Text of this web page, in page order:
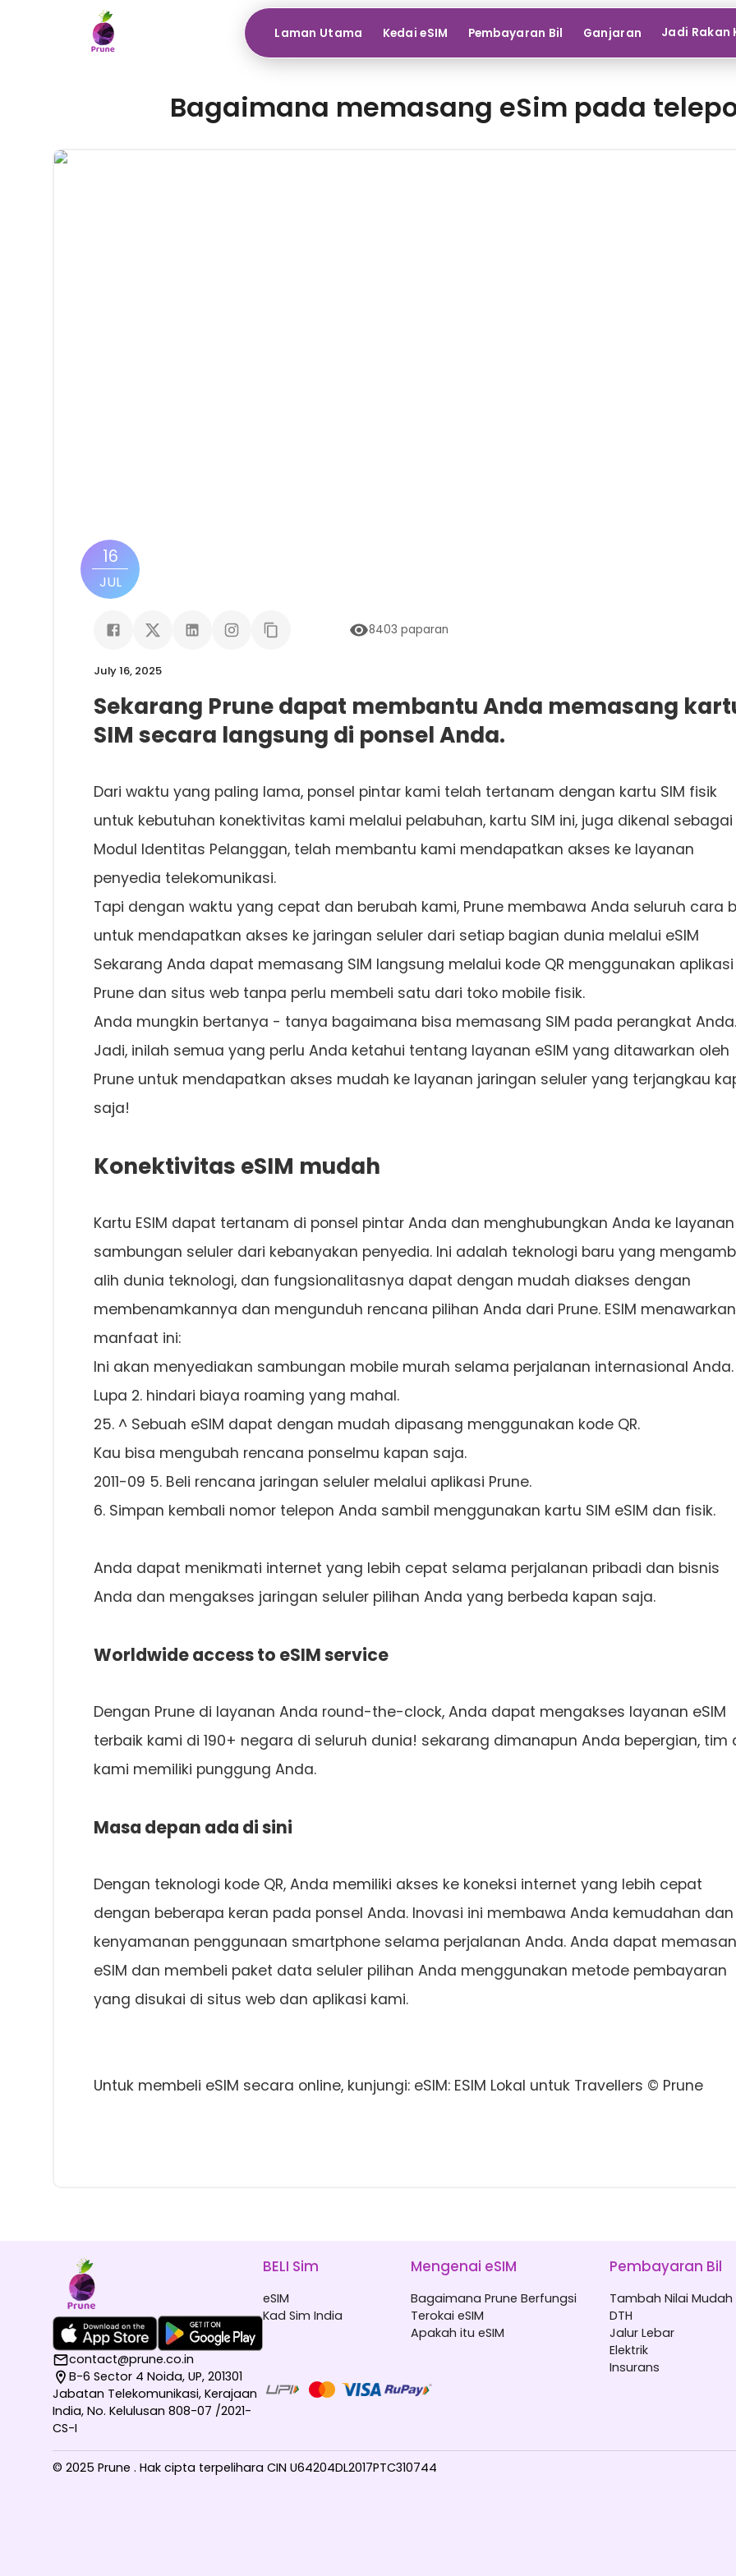
Laman Utama Kedai eSIM Pembayaran Bil Ganjaran Jadi Rakan
Bagaimana memasang eSim pada
16
JUL
8403 paparan
July 16, 2025
Sekarang Prune dapat membantu Anda memasang
SIM secara langsung di ponsel Anda.
Dari waktu yang paling lama, ponsel pintar kami telah tertanam dengan kartu SIM fisik
untuk kebutuhan konektivitas kami melalui pelabuhan, kartu SIM ini, juga dikenal sebagai
Modul Identitas Pelanggan, telah membantu kami mendapatkan akses ke layanan
penyedia telekomunikasi.
Tapi dengan waktu yang cepat dan berubah kami, Prune membawa Anda seluruh cara
untuk mendapatkan akses ke jaringan seluler dari setiap bagian dunia melalui eSIM
Sekarang Anda dapat memasang SIM langsung melalui kode QR menggunakan aplikasi
Prune dan situs web tanpa perlu membeli satu dari toko mobile fisik.
Anda mungkin bertanya - tanya bagaimana bisa memasang SIM pada perangkat Anda.
Jadi, inilah semua yang perlu Anda ketahui tentang layanan eSIM yang ditawarkan oleh
Prune untuk mendapatkan akses mudah ke layanan jaringan seluler yang terjangkau
saja!
Konektivitas eSIM mudah
Kartu ESIM dapat tertanam di ponsel pintar Anda dan menghubungkan Anda ke layanan
sambungan seluler dari kebanyakan penyedia. Ini adalah teknologi baru yang
alih dunia teknologi, dan fungsionalitasnya dapat dengan mudah diakses dengan
membenamkannya dan mengunduh rencana pilihan Anda dari Prune. ESIM menawarkan
manfaat ini:
Ini akan menyediakan sambungan mobile murah selama perjalanan internasional Anda.
Lupa 2. hindari biaya roaming yang mahal.
25. ^ Sebuah eSIM dapat dengan mudah dipasang menggunakan kode QR.
Kau bisa mengubah rencana ponselmu kapan saja.
2011-09 5. Beli rencana jaringan seluler melalui aplikasi Prune.
6. Simpan kembali nomor telepon Anda sambil menggunakan kartu SIM eSIM dan fisik.
Anda dapat menikmati internet yang lebih cepat selama perjalanan pribadi dan bisnis
Anda dan mengakses jaringan seluler pilihan Anda yang berbeda kapan saja.
Worldwide access to eSIM service
Dengan Prune di layanan Anda round-the-clock, Anda dapat mengakses layanan eSIM
terbaik kami di 190+ negara di seluruh dunia! sekarang dimanapun Anda bepergian, tim
kami memiliki punggung Anda.
Masa depan ada di sini
Dengan teknologi kode QR, Anda memiliki akses ke koneksi internet yang lebih cepat
dengan beberapa keran pada ponsel Anda. Inovasi ini membawa Anda kemudahan dan
kenyamanan penggunaan smartphone selama perjalanan Anda. Anda dapat
eSIM dan membeli paket data seluler pilihan Anda menggunakan metode pembayaran
yang disukai di situs web dan aplikasi kami.
Untuk membeli eSIM secara online, kunjungi: eSIM: ESIM Lokal untuk Travellers © Prune
contact@prune.co.in
B-6 Sector 4 Noida, UP, 201301
Jabatan Telekomunikasi, Kerajaan
India, No. Kelulusan 808-07 /2021-
CS-I
BELI Sim
eSIM
Kad Sim India
Mengenai eSIM
Bagaimana Prune Berfungsi
Terokai eSIM
Apakah itu eSIM
Pembayaran Bil
Tambah Nilai Mudah
DTH
Jalur Lebar
Elektrik
Insurans
© 2025 Prune . Hak cipta terpelihara CIN U64204DL2017PTC310744